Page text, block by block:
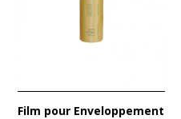
Film pour Enveloppement